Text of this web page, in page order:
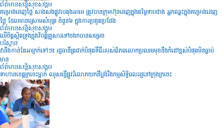
ព័ត៌មានសន្តិសុខ​សង្គម
គម្រោងដេញថ្លៃ សាងសងផ្លូវបេតុងអាមេ ត្រូវបានក្រុមហ៊ុនដេញក្នុងតម្លៃទាបជាង អ្នកឈ្នះក្នុងគម្រោងដេញ
ថ្លៃ ដែលមានស្រោមសំបុត្រ ចំនួន៦ ក្នុងការប្រគួតប្រជែង
ព័ត៌មានសន្តិសុខ​សង្គម
ឈឺចិត្តស្អិតទ្រូងក្នុងវិបត្តិគ្រួសារទៅចងកបានសម្រេច
បរិស្ថាន
វានឹងកាន់តែអាក្រក់ទៅៗ៖ រដ្ឋធានីត្រជាក់បំផុតទីពីររបស់ពិភពលោកប្រឈមមុខនឹងកំដៅខ្ពស់បំផុតមិនធ្លាប់
មាន
ព័ត៌មានសន្តិសុខ​សង្គម
ទាហានខេត្តក្រចេះម្នាក់ ឈូសធ្វើផ្លូវរំលោភយកដីប្លង់រឹងកម្មសិទ្ធិពលរដ្ឋនៅក្រុងក្រចេះ